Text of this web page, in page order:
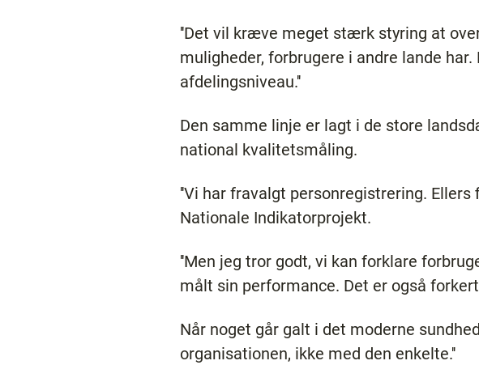
''Det vil kræve meget stærk styring at
muligheder, forbrugere i andre lande
afdelingsniveau.''
Den samme linje er lagt i de store
national kvalitetsmåling.
''Vi har fravalgt personregistrering.
Nationale Indikatorprojekt.
''Men jeg tror godt, vi kan forklare
målt sin performance. Det er også
Når noget går galt i det moderne
organisationen, ikke med den enkelte.''